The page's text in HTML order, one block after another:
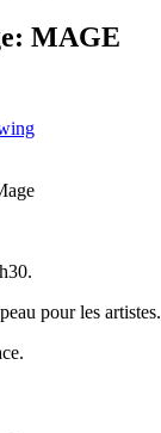
MAGE
pour les artistes.